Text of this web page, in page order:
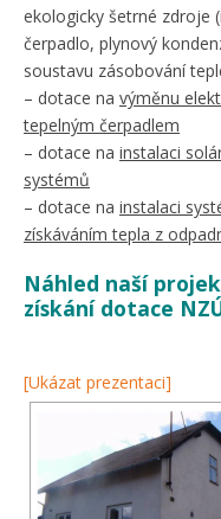
ekologicky šetrné zdroje
čerpadlo, plynový
soustavu zásobování
– dotace na výměnu
tepelným čerpadlem
– dotace na instalaci
systémů
– dotace na instalaci
získáváním tepla z
Náhled naší
získání dotace
[Ukázat prezentaci]